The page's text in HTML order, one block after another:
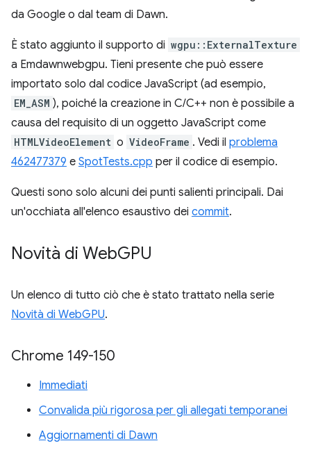
da Google o dal team di Dawn.
È stato aggiunto il supporto di wgpu::ExternalTexture
a Emdawnwebgpu. Tieni presente che può essere
importato solo dal codice JavaScript (ad esempio,
EM_ASM ), poiché la creazione in C/C++ non è possibile a
causa del requisito di un oggetto JavaScript come
HTMLVideoElement o VideoFrame . Vedi il problema
462477379 e SpotTests.cpp per il codice di esempio.
Questi sono solo alcuni dei punti salienti principali. Dai
un'occhiata all'elenco esaustivo dei commit.
Novità di WebGPU
Un elenco di tutto ciò che è stato trattato nella serie
Novità di WebGPU.
Chrome 149-150
Immediati
Convalida più rigorosa per gli allegati temporanei
Aggiornamenti di Dawn